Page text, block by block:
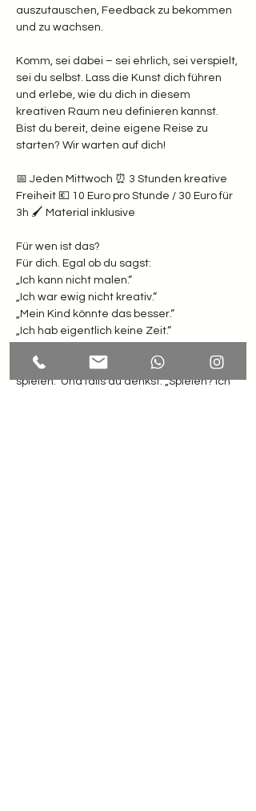
auszutauschen, Feedback zu bekommen
und zu wachsen.
Komm, sei dabei – sei ehrlich, sei verspielt,
sei du selbst. Lass die Kunst dich führen
und erlebe, wie du dich in diesem
kreativen Raum neu definieren kannst.
Bist du bereit, deine eigene Reise zu
starten? Wir warten auf dich!
📅 Jeden Mittwoch ⏰ 3 Stunden kreative
Freiheit 💶 10 Euro pro Stunde / 30 Euro für
3h 🖌️ Material inklusive
Für wen ist das?
Für dich. Egal ob du sagst:
„Ich kann nicht malen.“
„Ich war ewig nicht kreativ.“
„Mein Kind könnte das besser.“
„Ich hab eigentlich keine Zeit.“
Weißt du was? Hier zählt nur eines: Lust zu
spielen.  Und falls du denkst: „Spielen? Ich